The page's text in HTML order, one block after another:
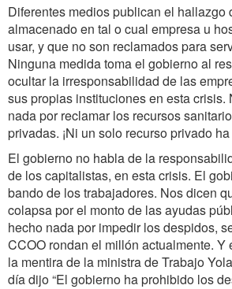
Diferentes medios publican el hallazgo
almacenado en tal o cual empresa u
usar, y que no son reclamados para
Ninguna medida toma el gobierno al
ocultar la irresponsabilidad de las
sus propias instituciones en esta crisis.
nada por reclamar los recursos
privadas. ¡Ni un solo recurso privado
El gobierno no habla de la
de los capitalistas, en esta crisis. El
bando de los trabajadores. Nos dicen
colapsa por el monto de las ayudas
hecho nada por impedir los despidos,
CCOO rondan el millón actualmente. Y
la mentira de la ministra de Trabajo
día dijo “El gobierno ha prohibido los